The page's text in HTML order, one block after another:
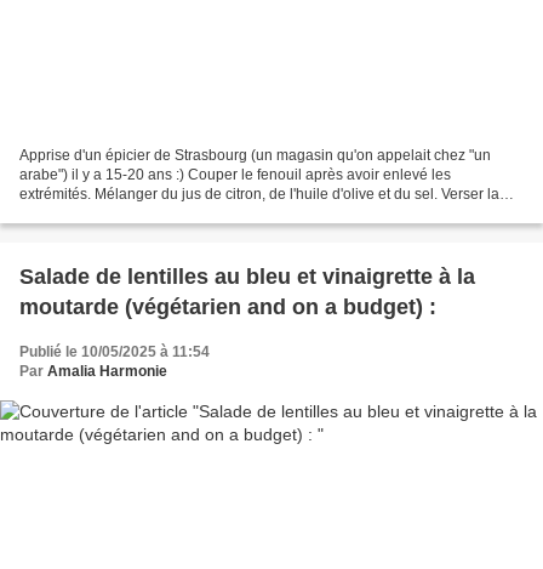
Apprise d'un épicier de Strasbourg (un magasin qu'on appelait chez "un
arabe") il y a 15-20 ans :) Couper le fenouil après avoir enlevé les
extrémités. Mélanger du jus de citron, de l'huile d'olive et du sel. Verser la
Salade de lentilles au bleu et vinaigrette à la
moutarde (végétarien and on a budget) :
Publié le 10/05/2025 à 11:54
Par Amalia Harmonie